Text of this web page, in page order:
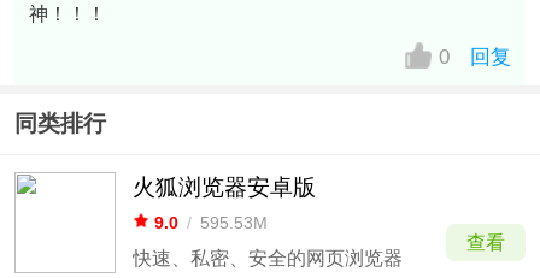
神！！！
0 回复
同类排行
火狐浏览器安卓版
9.0 / 595.53M
快速、私密、安全的网页浏览器
查看